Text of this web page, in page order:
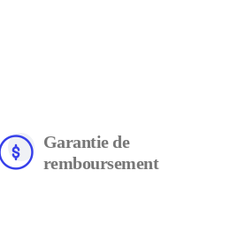
Garantie de
remboursement